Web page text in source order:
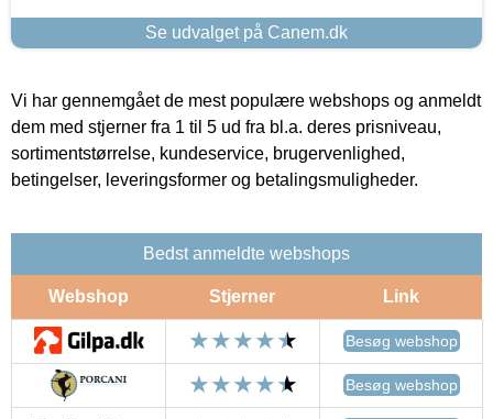
Se udvalget på Canem.dk
Vi har gennemgået de mest populære webshops og anmeldt
dem med stjerner fra 1 til 5 ud fra bl.a. deres prisniveau,
sortimentstørrelse, kundeservice, brugervenlighed,
betingelser, leveringsformer og betalingsmuligheder.
Bedst anmeldte webshops
Webshop Stjerner Link
Besøg webshop
Besøg webshop